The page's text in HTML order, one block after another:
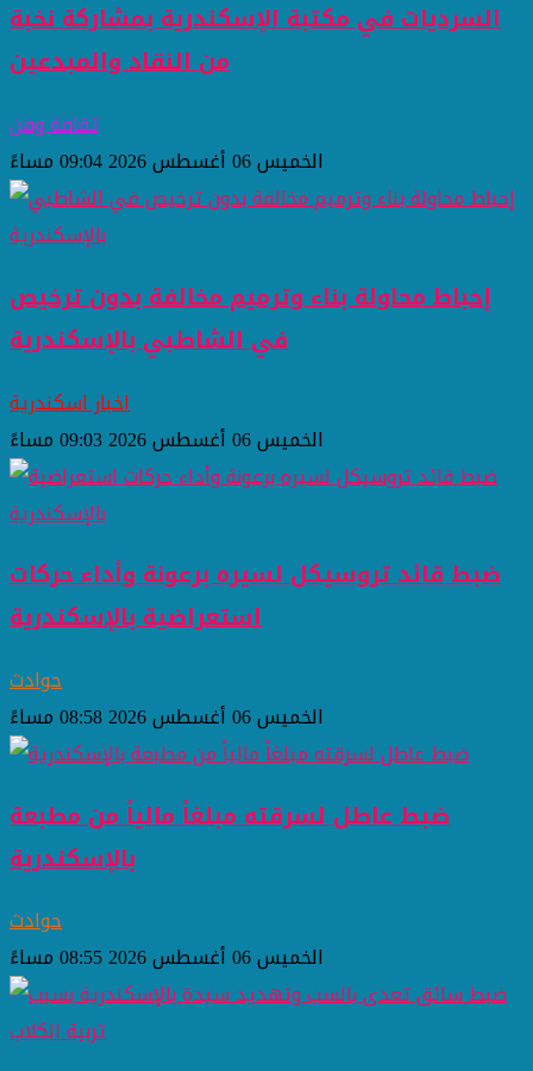
السرديات في مكتبة الإسكندرية بمشاركة نخبة
من النقاد والمبدعين
ثقافة وفن
الخميس 06 أغسطس 2026 09:04 مساءً
إحباط محاولة بناء وترميم مخالفة بدون ترخيص
في الشاطبي بالإسكندرية
اخبار اسكندرية
الخميس 06 أغسطس 2026 09:03 مساءً
ضبط قائد تروسيكل لسيره برعونة وأداء حركات
استعراضية بالإسكندرية
حوادث
الخميس 06 أغسطس 2026 08:58 مساءً
ضبط عاطل لسرقته مبلغاً مالياً من مطبعة
بالإسكندرية
حوادث
الخميس 06 أغسطس 2026 08:55 مساءً